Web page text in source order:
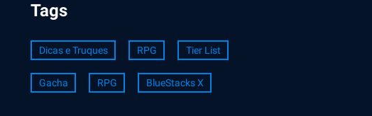
Tags
Dicas e Truques RPG Tier List
Gacha RPG BlueStacks X